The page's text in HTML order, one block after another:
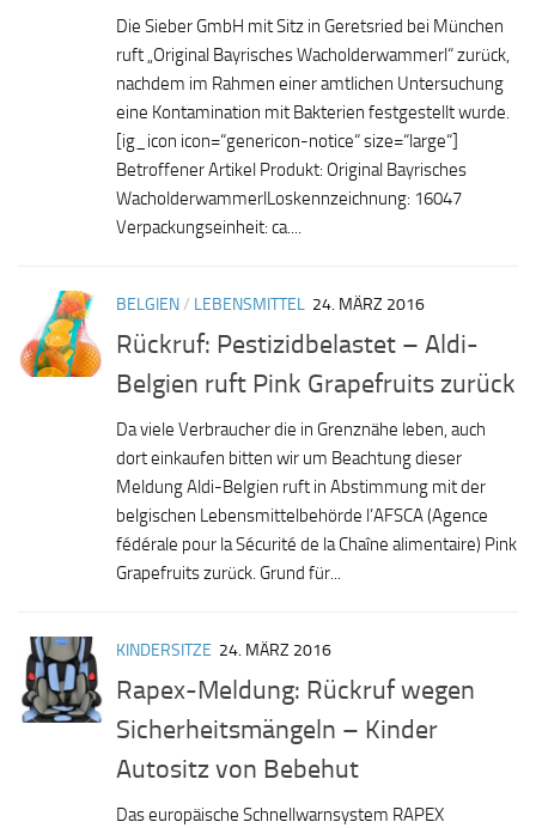
Die Sieber GmbH mit Sitz in Geretsried bei München
ruft „Original Bayrisches Wacholderwammerl“ zurück,
nachdem im Rahmen einer amtlichen Untersuchung
eine Kontamination mit Bakterien festgestellt wurde.
[ig_icon icon=“genericon-notice“ size=“large“]
Betroffener Artikel Produkt: Original Bayrisches
WacholderwammerlLoskennzeichnung: 16047
Verpackungseinheit: ca....
BELGIEN/ LEBENSMITTEL 24. MÄRZ 2016
Rückruf: Pestizidbelastet – Aldi-
Belgien ruft Pink Grapefruits zurück
Da viele Verbraucher die in Grenznähe leben, auch
dort einkaufen bitten wir um Beachtung dieser
Meldung Aldi-Belgien ruft in Abstimmung mit der
belgischen Lebensmittelbehörde l’AFSCA (Agence
fédérale pour la Sécurité de la Chaîne alimentaire) Pink
Grapefruits zurück. Grund für...
KINDERSITZE 24. MÄRZ 2016
Rapex-Meldung: Rückruf wegen
Sicherheitsmängeln – Kinder
Autositz von Bebehut
Das europäische Schnellwarnsystem RAPEX